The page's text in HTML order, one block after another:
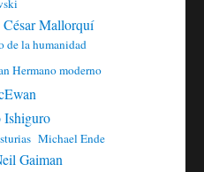
César Mallorquí
de la humanidad
Hermano moderno
Ishiguro
Michael Ende
Gaiman